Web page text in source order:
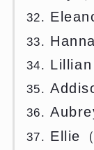
Lillian
Ellie